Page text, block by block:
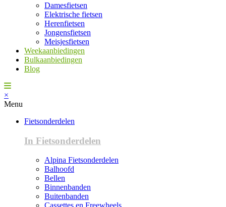
Damesfietsen
Elektrische fietsen
Herenfietsen
Jongensfietsen
Meisjesfietsen
Weekaanbiedingen
Bulkaanbiedingen
Blog
×
Menu
Fietsonderdelen
In Fietsonderdelen
Alpina Fietsonderdelen
Balhoofd
Bellen
Binnenbanden
Buitenbanden